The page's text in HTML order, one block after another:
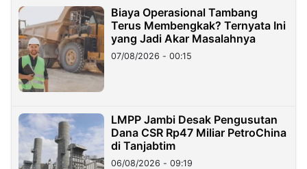
Biaya Operasional Tambang
Terus Membengkak? Ternyata Ini
yang Jadi Akar Masalahnya
07/08/2026 - 00:15
LMPP Jambi Desak Pengusutan
Dana CSR Rp47 Miliar PetroChina
di Tanjabtim
06/08/2026 - 09:19